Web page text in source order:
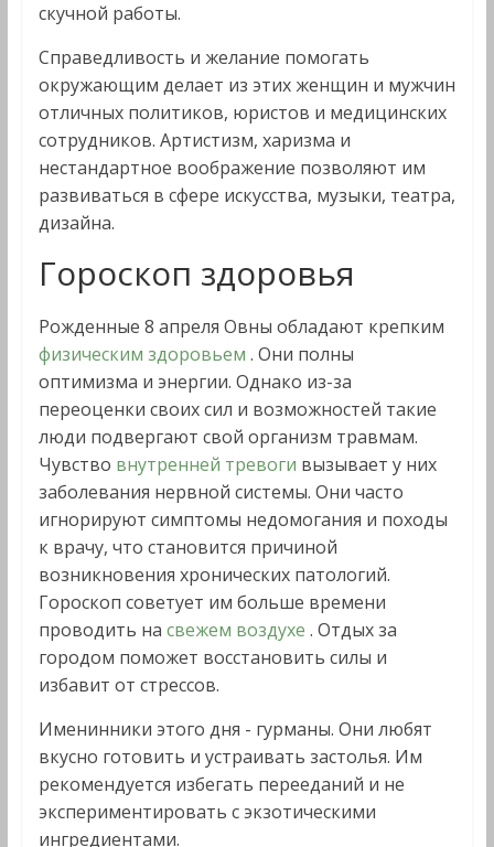
скучной работы.
Справедливость и желание помогать
окружающим делает из этих женщин и мужчин
отличных политиков, юристов и медицинских
сотрудников. Артистизм, харизма и
нестандартное воображение позволяют им
развиваться в сфере искусства, музыки, театра,
дизайна.
Гороскоп здоровья
Рожденные 8 апреля Овны обладают крепким
физическим здоровьем . Они полны
оптимизма и энергии. Однако из-за
переоценки своих сил и возможностей такие
люди подвергают свой организм травмам.
Чувство внутренней тревоги вызывает у них
заболевания нервной системы. Они часто
игнорируют симптомы недомогания и походы
к врачу, что становится причиной
возникновения хронических патологий.
Гороскоп советует им больше времени
проводить на свежем воздухе . Отдых за
городом поможет восстановить силы и
избавит от стрессов.
Именинники этого дня - гурманы. Они любят
вкусно готовить и устраивать застолья. Им
рекомендуется избегать перееданий и не
экспериментировать с экзотическими
ингредиентами.